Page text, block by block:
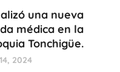
una nueva
médica en la
Tonchigüe.
2024